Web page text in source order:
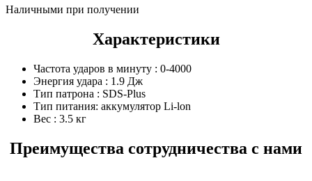
Наличными при получении
Характеристики
Частота ударов в минуту : 0-4000
Энергия удара : 1.9 Дж
Тип патрона : SDS-Plus
Тип питания: аккумулятор Li-lon
Вес : 3.5 кг
Преимущества сотрудничества с нами